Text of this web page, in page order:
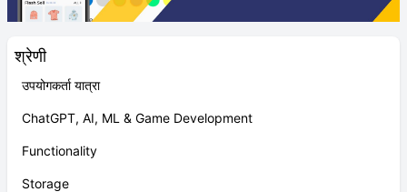
श्रेणी
उपयोगकर्ता यात्रा
ChatGPT, AI, ML & Game Development
Functionality
Storage